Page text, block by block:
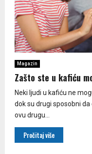
Magazin
Zašto ste u kafiću
Neki ljudi u kafiću ne
dok su drugi sposobni
ovu drugu...
Pročitaj više